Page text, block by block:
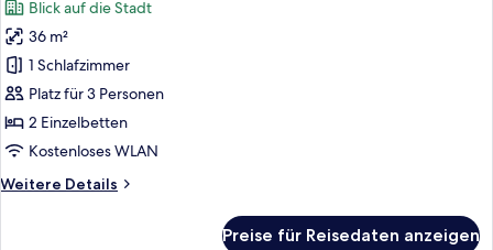
für
Executive-
Zimmer,
2 Einzelbetten
anzeigen
Blick auf die Stadt
36 m²
1 Schlafzimmer
Platz für 3 Personen
2 Einzelbetten
Kostenloses WLAN
Weitere Details
Weitere
Preise für Reisedaten anzeigen